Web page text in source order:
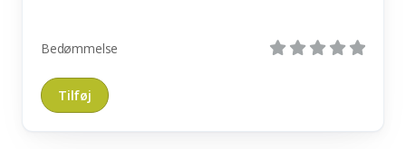
Bedømmelse